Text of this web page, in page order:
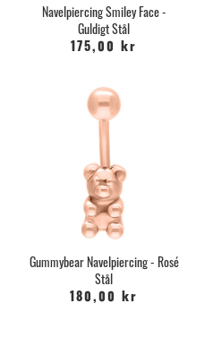
Navelpiercing Smiley Face -
Guldigt Stål
175,00 kr
Gummybear Navelpiercing - Rosé
Stål
180,00 kr